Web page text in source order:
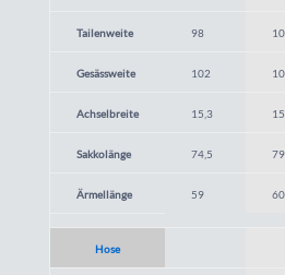
Tailenweite 98
Gesässweite 102
Achselbreite 15,3
Sakkolänge 74,5 79
Ärmellänge 59 60
Hose